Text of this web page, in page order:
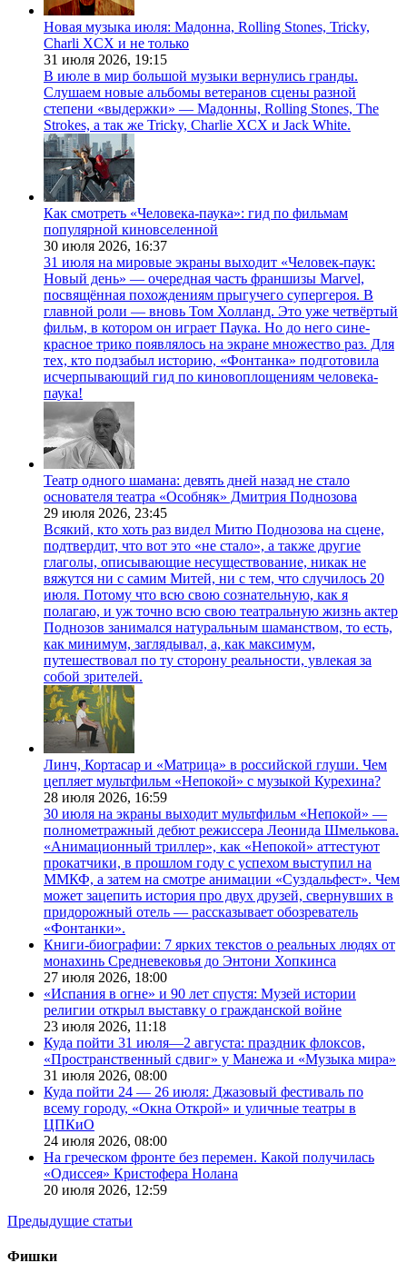
Новая музыка июля: Мадонна, Rolling Stones, Tricky,
Charli XCX и не только
31 июля 2026, 19:15
В июле в мир большой музыки вернулись гранды.
Слушаем новые альбомы ветеранов сцены разной
степени «выдержки» — Мадонны, Rolling Stones, The
Strokes, а так же Tricky, Charlie XCX и Jack White.
Как смотреть «Человека-паука»: гид по фильмам
популярной киновселенной
30 июля 2026, 16:37
31 июля на мировые экраны выходит «Человек-паук:
Новый день» — очередная часть франшизы Marvel,
посвящённая похождениям прыгучего супергероя. В
главной роли — вновь Том Холланд. Это уже четвёртый
фильм, в котором он играет Паука. Но до него сине-
красное трико появлялось на экране множество раз. Для
тех, кто подзабыл историю, «Фонтанка» подготовила
исчерпывающий гид по киновоплощениям человека-
паука!
Театр одного шамана: девять дней назад не стало
основателя театра «Особняк» Дмитрия Поднозова
29 июля 2026, 23:45
Всякий, кто хоть раз видел Митю Поднозова на сцене,
подтвердит, что вот это «не стало», а также другие
глаголы, описывающие несуществование, никак не
вяжутся ни с самим Митей, ни с тем, что случилось 20
июля. Потому что всю свою сознательную, как я
полагаю, и уж точно всю свою театральную жизнь актер
Поднозов занимался натуральным шаманством, то есть,
как минимум, заглядывал, а, как максимум,
путешествовал по ту сторону реальности, увлекая за
собой зрителей.
Линч, Кортасар и «Матрица» в российской глуши. Чем
цепляет мультфильм «Непокой» с музыкой Курехина?
28 июля 2026, 16:59
30 июля на экраны выходит мультфильм «Непокой» —
полнометражный дебют режиссера Леонида Шмелькова.
«Анимационный триллер», как «Непокой» аттестуют
прокатчики, в прошлом году с успехом выступил на
ММКФ, а затем на смотре анимации «Суздальфест». Чем
может зацепить история про двух друзей, свернувших в
придорожный отель — рассказывает обозреватель
«Фонтанки».
Книги-биографии: 7 ярких текстов о реальных людях от
монахинь Средневековья до Энтони Хопкинса
27 июля 2026, 18:00
«Испания в огне» и 90 лет спустя: Музей истории
религии открыл выставку о гражданской войне
23 июля 2026, 11:18
Куда пойти 31 июля—2 августа: праздник флоксов,
«Пространственный сдвиг» у Манежа и «Музыка мира»
31 июля 2026, 08:00
Куда пойти 24 — 26 июля: Джазовый фестиваль по
всему городу, «Окна Открой» и уличные театры в
ЦПКиО
24 июля 2026, 08:00
На греческом фронте без перемен. Какой получилась
«Одиссея» Кристофера Нолана
20 июля 2026, 12:59
Предыдущие статьи
Фишки